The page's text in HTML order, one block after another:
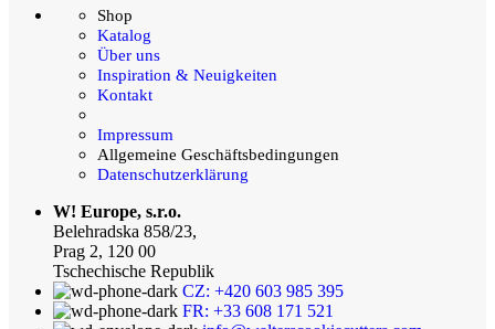
Shop
Katalog
Über uns
Inspiration & Neuigkeiten
Kontakt
Impressum
Allgemeine Geschäftsbedingungen
Datenschutzerklärung
W! Europe, s.r.o.
Belehradska 858/23,
Prag 2, 120 00
Tschechische Republik
CZ: +420 603 985 395
FR: +33 608 171 521